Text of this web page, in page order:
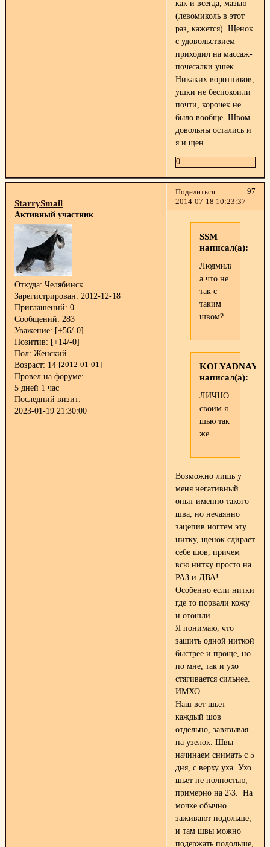
как и всегда, мазью
(левомиколь в этот
раз, кажется). Щенок
с удовольствием
приходил на массаж-
почесалки ушек.
Никаких воротников,
ушки не беспокоили
почти, корочек не
было вообще. Швом
довольны остались и
я и щен.
0
Поделиться
97
2014-07-18 10:23:37
StarrySmail
Активный участник
Откуда: Челябинск
Зарегистрирован: 2012-12-18
Приглашений: 0
Сообщений: 283
Уважение: [+56/-0]
Позитив: [+14/-0]
Пол: Женский
Возраст: 14 [2012-01-01]
Провел на форуме:
5 дней 1 час
Последний визит:
2023-01-19 21:30:00
SSM
написал(а):
Людмила,
а что не
так с
таким
швом?
KOLYADNAYA
написал(а):
ЛИЧНО
своим я
шью так
же.
Возможно лишь у
меня негативный
опыт именно такого
шва, но нечаянно
зацепив ногтем эту
нитку, щенок сдирает
себе шов, причем
всю нитку просто на
РАЗ и ДВА!
Особенно если нитки
где то порвали кожу
и отошли.
Я понимаю, что
зашить одной ниткой
быстрее и проще, но
по мне, так и ухо
стягивается сильнее.
ИМХО
Наш вет шьет
каждый шов
отдельно, завязывая
на узелок. Швы
начинаем снимать с 5
дня, с верху уха. Ухо
шьет не полностью,
примерно на 2\3. На
мочке обычно
заживают подольше,
и там швы можно
подержать подольше,